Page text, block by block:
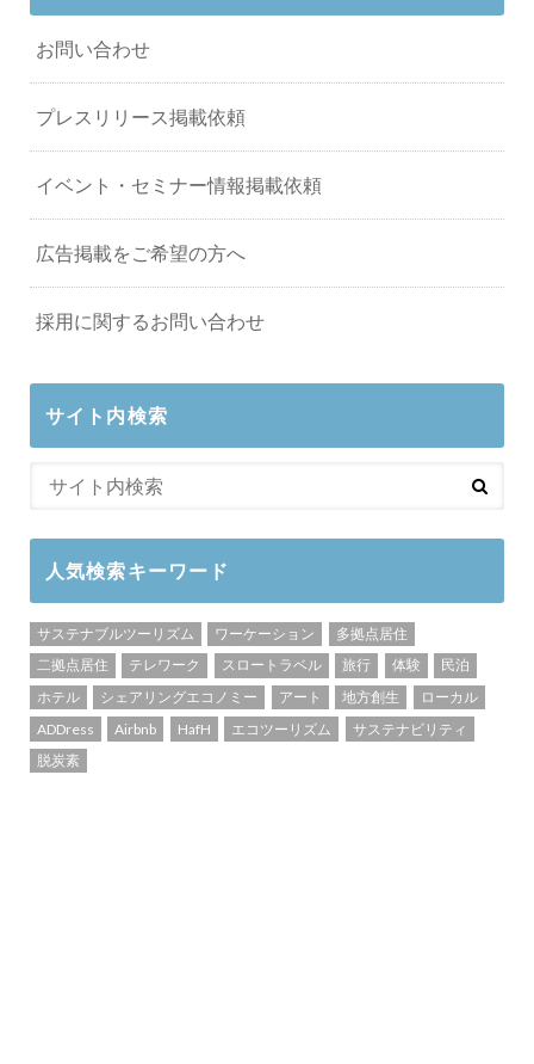
お問い合わせ
プレスリリース掲載依頼
イベント・セミナー情報掲載依頼
広告掲載をご希望の方へ
採用に関するお問い合わせ
サイト内検索
人気検索キーワード
サステナブルツーリズム ワーケーション
多拠点居住
二拠点居住
テレワーク スロートラベル 旅行 体験
民泊
ホテル
シェアリングエコノミー アート 地方創生
ローカル
ADDress
Airbnb HafH エコツーリズム
サステナビリティ
脱炭素